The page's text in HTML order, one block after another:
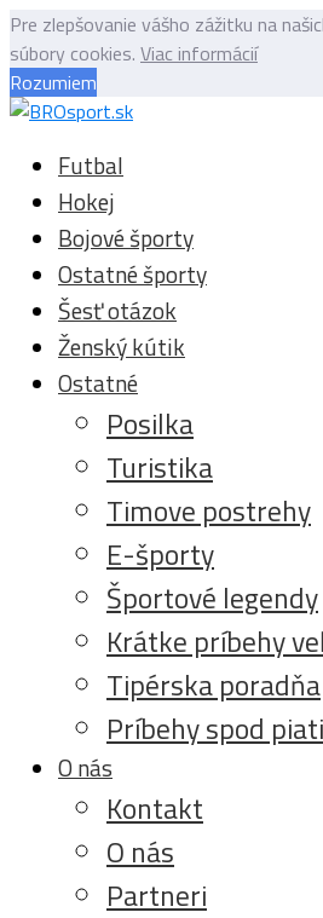
Pre zlepšovanie vášho zážitku na
súbory cookies. Viac informácií
Rozumiem
Futbal
Hokej
Bojové športy
Ostatné športy
Šesť otázok
Ženský kútik
Ostatné
Posilka
Turistika
Timove postrehy
E-športy
Športové legendy
Krátke príbehy
Tipérska poradňa
Príbehy spod
O nás
Kontakt
O nás
Partneri